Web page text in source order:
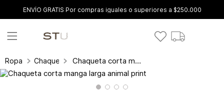
ENVÍO GRATIS Por compras iguales o superiores a $250.000
Ropa Chaquetas Chaqueta corta manga larga animal print